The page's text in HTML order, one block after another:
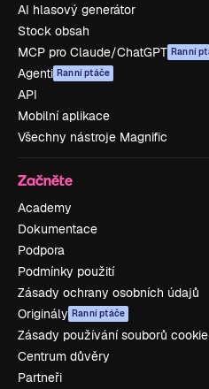
AI hlasový generátor
Stock obsah
MCP pro Claude/ChatGPT Ranní
Agenti Ranní ptáče
API
Mobilní aplikace
Všechny nástroje Magnific
Začněte
Academy
Dokumentace
Podpora
Podmínky použití
Zásady ochrany osobních údajů
Originály Ranní ptáče
Zásady používání souborů cookie
Centrum důvěry
Partneři